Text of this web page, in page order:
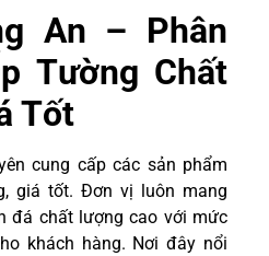
An – Phân
Tường Chất
Tốt
cung cấp các sản phẩm
giá tốt. Đơn vị luôn mang
đá chất lượng cao với mức
khách hàng. Nơi đây nổi